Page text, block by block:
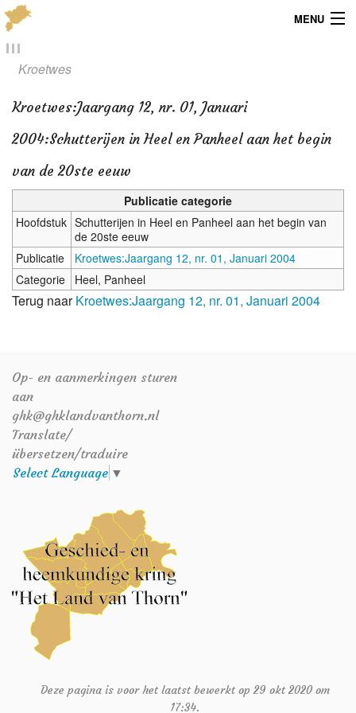
MENU
Menu
Locaties
Verenigingsinfo
Kroetwes
Kroetwes:Jaargang 12, nr. 01, Januari
2004:Schutterijen in Heel en Panheel aan het begin
van de 20ste eeuw
Publicatie categorie
Hoofdstuk Schutterijen in Heel en Panheel aan het begin van
de 20ste eeuw
Publicatie
Kroetwes:Jaargang 12, nr. 01, Januari 2004
Categorie
Heel, Panheel
Terug naarKroetwes:Jaargang 12, nr. 01, Januari 2004
Op- en aanmerkingen sturen
aan
ghk@ghklandvanthorn.nl
Translate/
übersetzen/traduire
Select Language ▼
Deze pagina is voor het laatst bewerkt op 29 okt 2020 om
17:34.